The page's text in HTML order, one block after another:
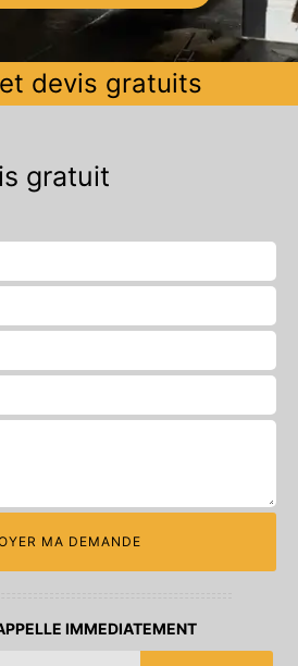
devis gratuits
gratuit
IMMEDIATEMENT